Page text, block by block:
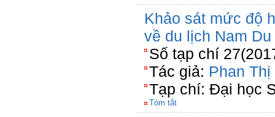
Khảo sát mức độ
về du lịch Nam Du
Số tạp chí
Tác giả: Phan Thị
Tạp chí: Đại học
Tóm tắt